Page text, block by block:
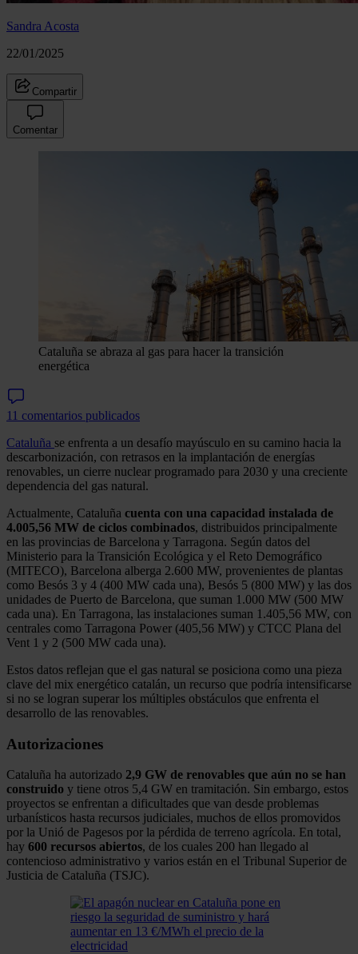
Sandra Acosta
22/01/2025
Compartir
Comentar
Cataluña se abraza al gas para hacer la transición
energética
11 comentarios publicados
Cataluña se enfrenta a un desafío mayúsculo en su camino hacia la
descarbonización, con retrasos en la implantación de energías
renovables, un cierre nuclear programado para 2030 y una creciente
dependencia del gas natural.
Actualmente, Cataluña cuenta con una capacidad instalada de
4.005,56 MW de ciclos combinados, distribuidos principalmente
en las provincias de Barcelona y Tarragona. Según datos del
Ministerio para la Transición Ecológica y el Reto Demográfico
(MITECO), Barcelona alberga 2.600 MW, provenientes de plantas
como Besós 3 y 4 (400 MW cada una), Besós 5 (800 MW) y las dos
unidades de Puerto de Barcelona, que suman 1.000 MW (500 MW
cada una). En Tarragona, las instalaciones suman 1.405,56 MW, con
centrales como Tarragona Power (405,56 MW) y CTCC Plana del
Vent 1 y 2 (500 MW cada una).
Estos datos reflejan que el gas natural se posiciona como una pieza
clave del mix energético catalán, un recurso que podría intensificarse
si no se logran superar los múltiples obstáculos que enfrenta el
desarrollo de las renovables.
Autorizaciones
Cataluña ha autorizado 2,9 GW de renovables que aún no se han
construido y tiene otros 5,4 GW en tramitación. Sin embargo, estos
proyectos se enfrentan a dificultades que van desde problemas
urbanísticos hasta recursos judiciales, muchos de ellos promovidos
por la Unió de Pagesos por la pérdida de terreno agrícola. En total,
hay 600 recursos abiertos, de los cuales 200 han llegado al
contencioso administrativo y varios están en el Tribunal Superior de
Justicia de Cataluña (TSJC).